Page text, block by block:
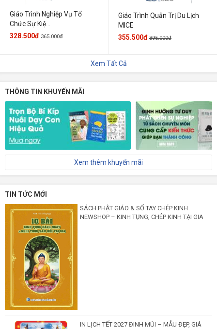
Giáo Trình Nghiệp Vụ Tổ
Chức Sự Kiệ...
328.500đ 365.000đ
Giáo Trình Quản Trị Du Lịch
MICE
355.500đ 395.000đ
Xem Tất Cả
THÔNG TIN KHUYẾN MÃI
Xem thêm khuyến mãi
TIN TỨC MỚI
SÁCH PHẬT GIÁO & SỔ TAY CHÉP KINH
NEWSHOP – KINH TỤNG, CHÉP KINH TẠI GIA
IN LỊCH TẾT 2027 ĐINH MÙI – MẪU ĐẸP, GIÁ